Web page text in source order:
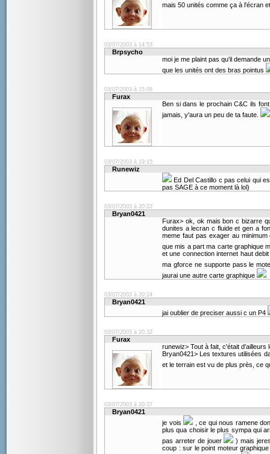
mais 50 unités comme ça à l'écran
03/07/2003 à 14:53
Brpsycho
moi je me plaint pas qu'il demande
que les unités ont des bras pointus
03/07/2003 à 15:08
Furax
Ben si dans le prochain C&C ils
jamais, y'aura un peu de ta faute.
03/07/2003 à 19:15
Runewiz
Ed Del Castillo c pas celui qui
pas SAGE à ce moment là lol)
03/07/2003 à 20:22
Bryan0421
Furax> ok, ok mais bon c bizarre
dunites a lecran c fluide et gen a
meme faut pas exager au
que mis a part ma carte graphique
et une connection internet haut
ma gforce ne supporte pass le
jaurai une autre carte graphique
03/07/2003 à 20:24
Bryan0421
jai oublier de preciser aussi c un P4
03/07/2003 à 20:32
Furax
runewiz> Tout à fait, c'était d'ailleurs
Bryan0421> Les textures utilisées
et le terrain est vu de plus près, ce
03/07/2003 à 20:37
Bryan0421
je vois
, ce qui nous ramene
plus qua choisir le plus sympa qui
pas arreter de jouer
) mais
coup : sur le point moteur